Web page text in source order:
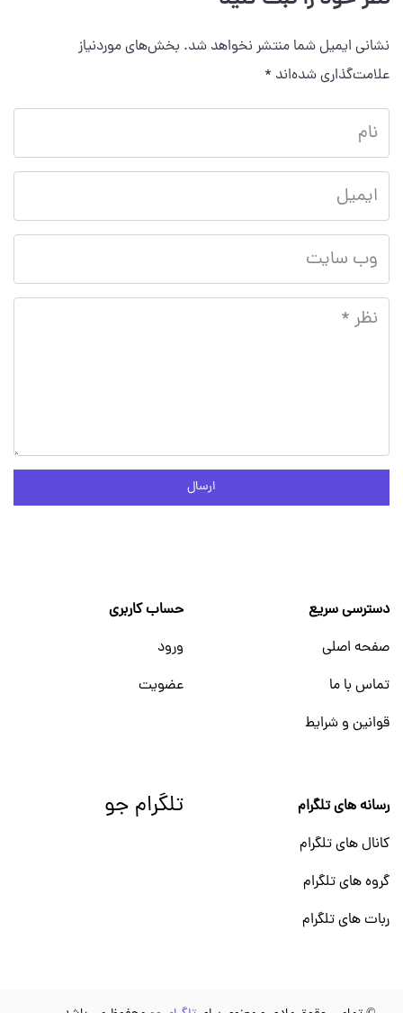
نشانی ایمیل شما منتشر نخواهد شد. بخش‌های موردنیاز
علامت‌گذاری شده‌اند *
ارسال
دسترسی سریع
صفحه اصلی
تماس با ما
قوانین و شرایط
حساب کاربری
ورود
عضویت
رسانه های تلگرام
کانال های تلگرام
گروه های تلگرام
ربات های تلگرام
تلگرام جو